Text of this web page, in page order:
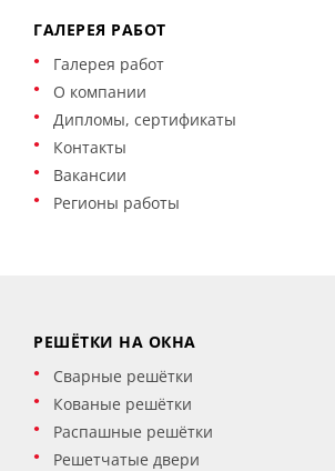
ГАЛЕРЕЯ РАБОТ
Галерея работ
О компании
Дипломы, сертификаты
Контакты
Вакансии
Регионы работы
РЕШЁТКИ НА ОКНА
Сварные решётки
Кованые решётки
Распашные решётки
Решетчатые двери